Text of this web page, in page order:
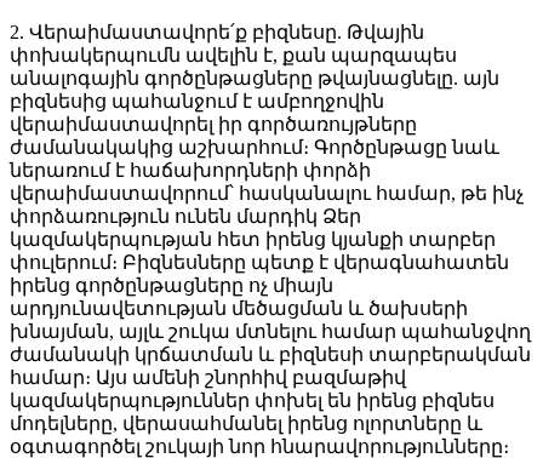
2. Վերաիմաստավորե՛ք բիզնեսը. Թվային
փոխակերպումն ավելին է, քան պարզապես
անալոգային գործընթացները թվայնացնելը. այն
բիզնեսից պահանջում է ամբողջովին
վերաիմաստավորել իր գործառույթները
ժամանակակից աշխարհում։ Գործընթացը նաև
ներառում է հաճախորդների փորձի
վերաիմաստավորում՝ հասկանալու համար, թե ինչ
փորձառություն ունեն մարդիկ Ձեր
կազմակերպության հետ իրենց կյանքի տարբեր
փուլերում։ Բիզնեսները պետք է վերագնահատեն
իրենց գործընթացները ոչ միայն
արդյունավետության մեծացման և ծախսերի
խնայման, այլև շուկա մտնելու համար պահանջվող
ժամանակի կրճատման և բիզնեսի տարբերակման
համար։ Այս ամենի շնորհիվ բազմաթիվ
կազմակերպություններ փոխել են իրենց բիզնես
մոդելները, վերասահմանել իրենց ոլորտները և
օգտագործել շուկայի նոր հնարավորությունները։